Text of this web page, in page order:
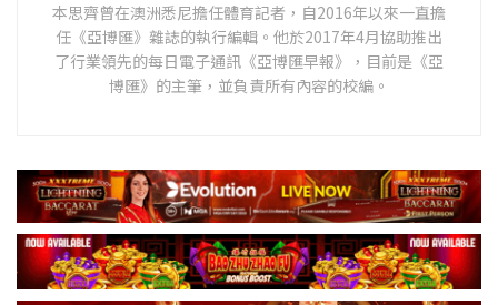
本思齊曾在澳洲悉尼擔任體育記者，自2016年以來一直擔
任《亞博匯》雜誌的執行編輯。他於2017年4月協助推出
了行業領先的每日電子通訊《亞博匯早報》，目前是《亞
博匯》的主筆，並負責所有內容的校編。